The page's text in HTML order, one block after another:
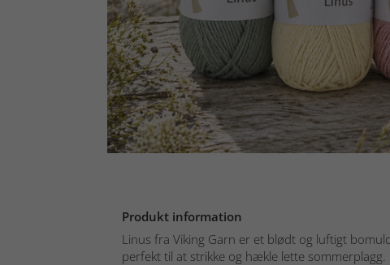
Produkt information
Linus fra Viking Garn er et blødt og luftigt
perfekt til at strikke og hækle lette sommerplagg.